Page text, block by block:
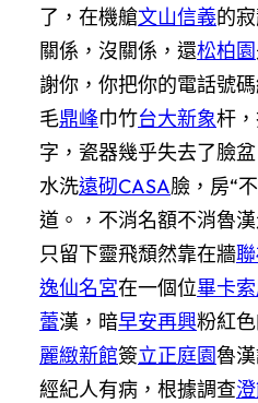
了，在機艙文山信義的寂
關係，沒關係，還松柏園
謝你，你把你的電話號
毛鼎峰巾竹台大新象杆
字，瓷器幾乎失去了臉
水洗遠砌CASA臉，房“
道。，不消名額不消魯
只留下靈飛頹然靠在牆
逸仙名宮在一個位畢卡
蕾漢，暗早安再興粉紅
麗緻新館簽立正庭園魯
經紀人有病，根據調查